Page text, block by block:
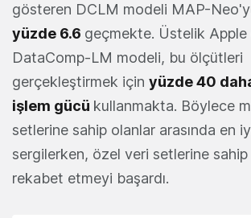
gösteren DCLM modeli MAP-
yüzde 6.6 geçmekte. Üstelik Apple
DataComp-LM modeli, bu ölçütleri
gerçekleştirmek için yüzde 40
işlem gücü kullanmakta. Böylece
setlerine sahip olanlar arasında en
sergilerken, özel veri setlerine sahip
rekabet etmeyi başardı.